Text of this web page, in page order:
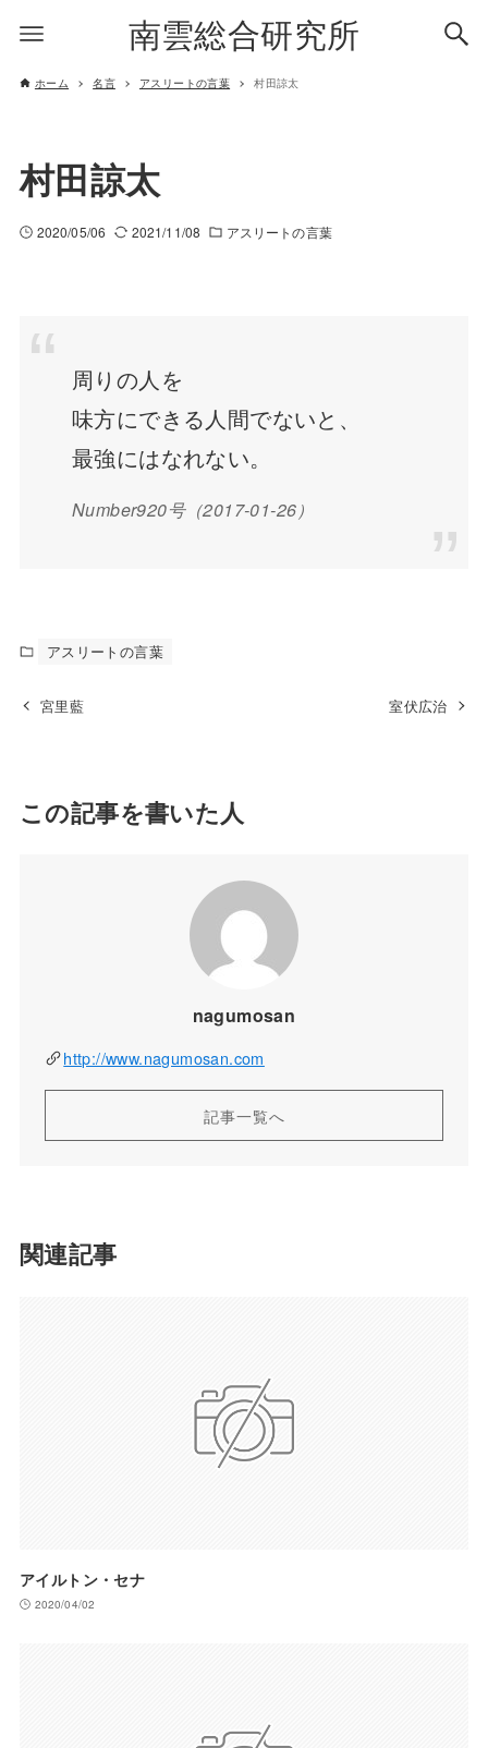
南雲総合研究所
ホーム 名言 アスリートの言葉 村田諒太
村田諒太
2020/05/06 2021/11/08 アスリートの言葉
周りの人を
味方にできる人間でないと、
最強にはなれない。
Number920号（2017-01-26）
アスリートの言葉
宮里藍 室伏広治
この記事を書いた人
nagumosan
http://www.nagumosan.com
記事一覧へ
関連記事
アイルトン・セナ
2020/04/02